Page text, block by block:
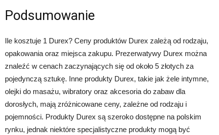
Podsumowanie
Ile kosztuje 1 Durex? Ceny produktów Durex zależą od rodzaju,
opakowania oraz miejsca zakupu. Prezerwatywy Durex można
znaleźć w cenach zaczynających się od około 5 złotych za
pojedynczą sztukę. Inne produkty Durex, takie jak żele intymne,
olejki do masażu, wibratory oraz akcesoria do zabaw dla
dorosłych, mają zróżnicowane ceny, zależne od rodzaju i
pojemności. Produkty Durex są szeroko dostępne na polskim
rynku, jednak niektóre specjalistyczne produkty mogą być